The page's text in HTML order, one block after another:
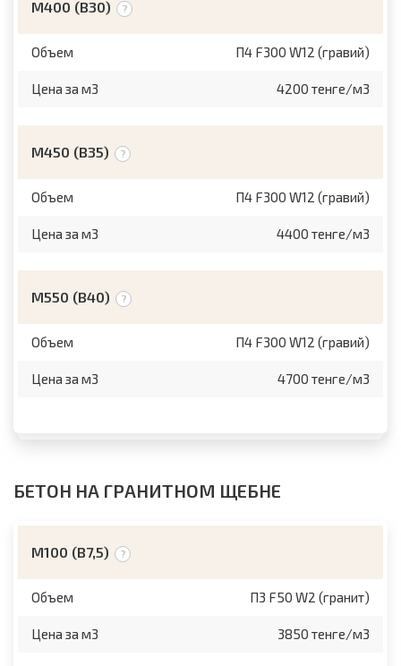
M400 (B30)
Объем П4 F300 W12 (гравий)
Цена за м3 4200 тенге/м3
М450 (B35)
Объем П4 F300 W12 (гравий)
Цена за м3 4400 тенге/м3
М550 (B40)
Объем П4 F300 W12 (гравий)
Цена за м3 4700 тенге/м3
БЕТОН НА ГРАНИТНОМ ЩЕБНЕ
М100 (B7,5)
Объем П3 F50 W2 (гранит)
Цена за м3 3850 тенге/м3